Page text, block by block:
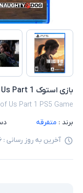
بازی استوک The Last of Us Part 1 مخصوص PS5
Us Part 1 PS5 Game
برند : متفرقه
آخرین به روز رسانی :